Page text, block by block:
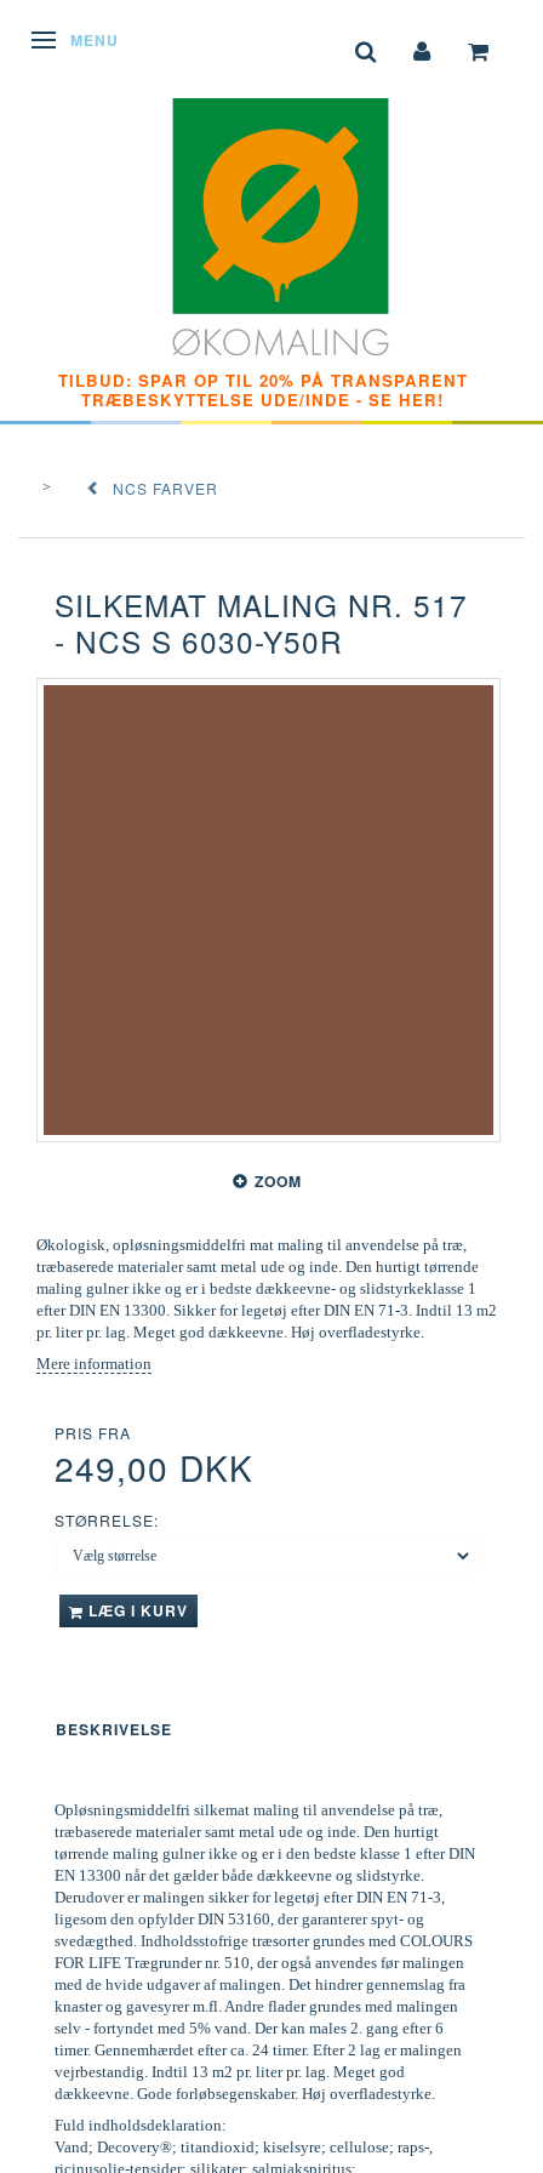
SKIFTE NAVIGATION
MENU
TILBUD: SPAR OP TIL 20% PÅ TRANSPARENT
TRÆBESKYTTELSE UDE/INDE - SE HER!
NCS FARVER
SILKEMAT MALING NR. 517
- NCS S 6030-Y50R
ZOOM
Økologisk, opløsningsmiddelfri mat maling til anvendelse på træ,
træbaserede materialer samt metal ude og inde. Den hurtigt tørrende
maling gulner ikke og er i bedste dækkeevne- og slidstyrkeklasse 1
efter DIN EN 13300. Sikker for legetøj efter DIN EN 71-3. Indtil 13 m2
pr. liter pr. lag. Meget god dækkeevne. Høj overfladestyrke.
Mere information
PRIS FRA
249,00 DKK
STØRRELSE:
LÆG I KURV
BESKRIVELSE
Opløsningsmiddelfri silkemat maling til anvendelse på træ,
træbaserede materialer samt metal ude og inde. Den hurtigt
tørrende maling gulner ikke og er i den bedste klasse 1 efter DIN
EN 13300 når det gælder både dækkeevne og slidstyrke.
Derudover er malingen sikker for legetøj efter DIN EN 71-3,
ligesom den opfylder DIN 53160, der garanterer spyt- og
svedægthed. Indholdsstofrige træsorter grundes med COLOURS
FOR LIFE Trægrunder nr. 510, der også anvendes før malingen
med de hvide udgaver af malingen. Det hindrer gennemslag fra
knaster og gavesyrer m.fl. Andre flader grundes med malingen
selv - fortyndet med 5% vand. Der kan males 2. gang efter 6
timer. Gennemhærdet efter ca. 24 timer. Efter 2 lag er malingen
vejrbestandig. Indtil 13 m2 pr. liter pr. lag. Meget god
dækkeevne. Gode forløbsegenskaber. Høj overfladestyrke.
Fuld indholdsdeklaration:
Vand; Decovery®; titandioxid; kiselsyre; cellulose; raps-,
ricinusolie-tensider; silikater; salmiakspiritus;